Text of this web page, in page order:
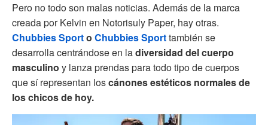
Pero no todo son malas noticias. Además de la marca
creada por Kelvin en Notorisuly Paper, hay otras.
Chubbies Sporto Chubbies Sporttambién se
desarrolla centrándose en ladiversidad del cuerpo
masculino y lanza prendas para todo tipo de cuerpos
que sí representan loscánones estéticos normales de
los chicos de hoy.